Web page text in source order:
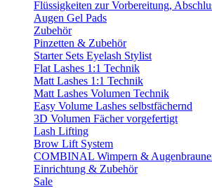
Flüssigkeiten zur Vorbereitung,
Augen Gel Pads
Zubehör
Pinzetten & Zubehör
Starter Sets Eyelash Stylist
Flat Lashes 1:1 Technik
Matt Lashes 1:1 Technik
Matt Lashes Volumen Technik
Easy Volume Lashes selbstfächernd
3D Volumen Fächer vorgefertigt
Lash Lifting
Brow Lift System
COMBINAL Wimpern &
Einrichtung & Zubehör
Sale